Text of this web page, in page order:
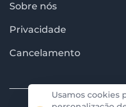
Essas notificações
empresa
Usamos cookies
Sobre nós
Privacidade
Cancelamento